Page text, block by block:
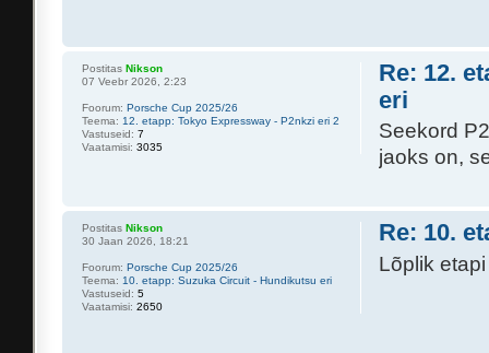
Re: 12.
eri
Seekord
jaoks on,
Postitas Nikson
07 Veebr 2026, 2:23
Foorum: Porsche Cup 2025/26
Teema: 12. etapp: Tokyo Expressway - P2nkzi eri 2
Vastuseid: 7
Vaatamisi: 3035
Re: 10.
Lõplik
Postitas Nikson
30 Jaan 2026, 18:21
Foorum: Porsche Cup 2025/26
Teema: 10. etapp: Suzuka Circuit - Hundikutsu eri
Vastuseid: 5
Vaatamisi: 2650